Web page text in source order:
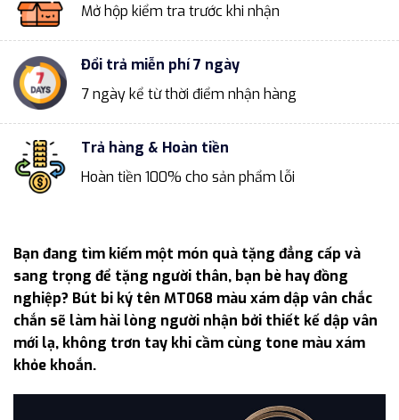
Mở hộp kiểm tra trước khi nhận
Đổi trả miễn phí 7 ngày
7 ngày kể từ thời điểm nhận hàng
Trả hàng & Hoàn tiền
Hoàn tiền 100% cho sản phẩm lỗi
Bạn đang tìm kiếm một món quà tặng đẳng cấp và
sang trọng để tặng người thân, bạn bè hay đồng
nghiệp? Bút bi ký tên MT068 màu xám dập vân chắc
chắn sẽ làm hài lòng người nhận bởi thiết kế dập vân
mới lạ, không trơn tay khi cầm cùng tone màu xám
khỏe khoắn.